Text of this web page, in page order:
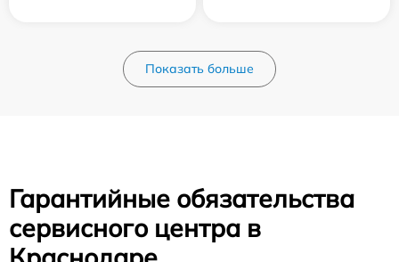
Показать больше
Гарантийные обязательства
сервисного центра в